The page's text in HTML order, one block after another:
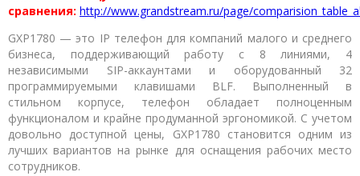
сравнения: http://www.grandstream.ru/page/
GXP1780 — это IP телефон для компаний малого и среднего
бизнеса, поддерживающий работу с 8 линиями, 4
независимыми SIP-аккаунтами и оборудованный 32
программируемыми клавишами BLF. Выполненный в
стильном корпусе, телефон обладает полноценным
функционалом и крайне продуманной эргономикой. С учетом
довольно доступной цены, GXP1780 становится одним из
лучших вариантов на рынке для оснащения рабочих место
сотрудников.